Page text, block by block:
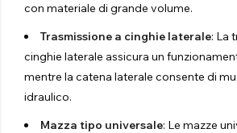
con materiale di grande volume.
Trasmissione a cinghie laterale: La
cinghie laterale assicura un
mentre la catena laterale consente di
idraulico.
Mazza tipo universale: Le mazze